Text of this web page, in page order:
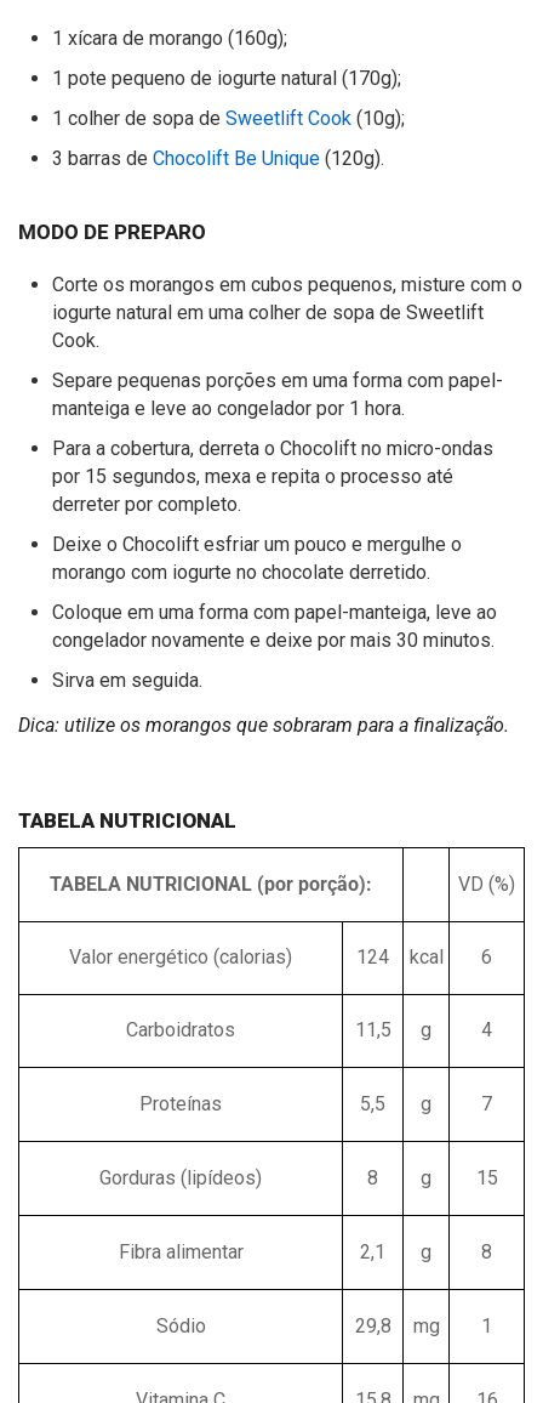
1 xícara de morango (160g);
1 pote pequeno de iogurte natural (170g);
1 colher de sopa de Sweetlift Cook (10g);
3 barras de Chocolift Be Unique (120g).
MODO DE PREPARO
Corte os morangos em cubos pequenos, misture com o
iogurte natural em uma colher de sopa de Sweetlift
Cook.
Separe pequenas porções em uma forma com papel-
manteiga e leve ao congelador por 1 hora.
Para a cobertura, derreta o Chocolift no micro-ondas
por 15 segundos, mexa e repita o processo até
derreter por completo.
Deixe o Chocolift esfriar um pouco e mergulhe o
morango com iogurte no chocolate derretido.
Coloque em uma forma com papel-manteiga, leve ao
congelador novamente e deixe por mais 30 minutos.
Sirva em seguida.
Dica: utilize os morangos que sobraram para a finalização.
TABELA NUTRICIONAL
TABELA NUTRICIONAL (por porção): VD (%)
Valor energético (calorias) 124 kcal 6
Carboidratos 11,5 g 4
Proteínas 5,5 g 7
Gorduras (lipídeos) 8 g 15
Fibra alimentar 2,1 g 8
Sódio 29,8 mg 1